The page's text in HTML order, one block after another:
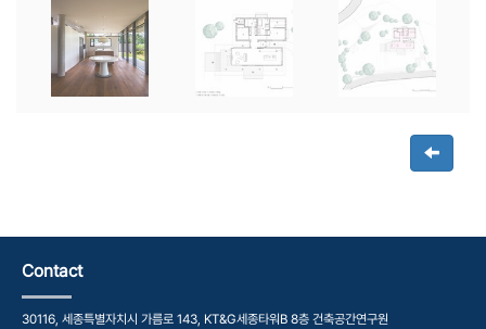
Contact
30116, 세종특별자치시 가름로 143, KT&G세종타워B 8층 건축공간연구원